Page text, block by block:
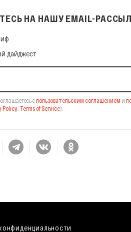
НА НАШУ EMAIL-
нашу Email-рассылку
дайджест
спользовательским соглашением и
Policy, Terms of Service).